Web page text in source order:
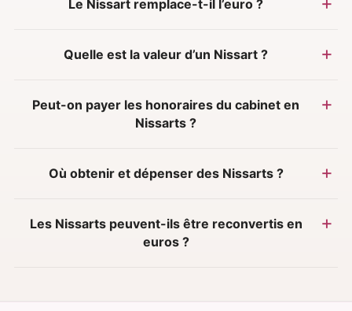
Le Nissart remplace-t-il l’euro ?
Quelle est la valeur d’un Nissart ?
Peut-on payer les honoraires du cabinet en
Nissarts ?
Où obtenir et dépenser des Nissarts ?
Les Nissarts peuvent-ils être reconvertis en
euros ?